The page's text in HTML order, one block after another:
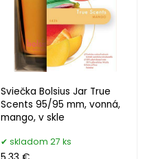
Sviečka Bolsius Jar True
Scents 95/95 mm, vonná,
mango, v skle
skladom 27 ks